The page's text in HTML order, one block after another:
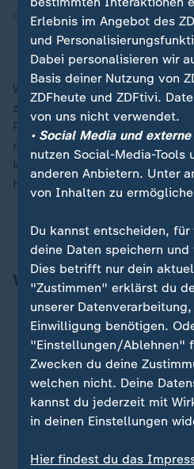
Quelle: dpa
Wer in der Nacht in den
zeigte sich vielerorts ein
Polarlichter strahlten in
nach Bayern. Und wer sie
kommenden zwei Nächten
Himmel zu sehen sein.
Polarlichter besonders
Video des Tages
Erlebnis im Angebot des
und
Dabei personalisieren wir
Basis deiner Nutzung von
ZDFheute und ZDFtivi.
von uns nicht verwendet.
• Social Media und
nutzen Social-Media-Tools
anderen Anbietern. Unter
von Inhalten zu
Du kannst entscheiden,
deine Daten speichern
Dies betrifft nur dein
"Zustimmen" erklärst du
unserer
Einwilligung benötigen.
"Einstellungen/Ablehnen"
Zwecken du deine
welchen nicht. Deine
kannst du jederzeit mit
in deinen Einstellungen
Hier findest du das